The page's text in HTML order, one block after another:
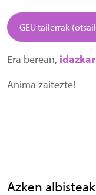
GEU tailerrak
Era berean,
Anima zaitezte!
Azken albisteak